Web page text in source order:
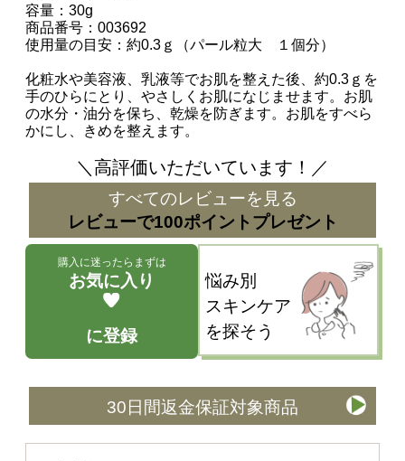
容量：30g
商品番号：003692
使用量の目安：約0.3ｇ（パール粒大 １個分）
化粧水や美容液、乳液等でお肌を整えた後、約0.3ｇを
手のひらにとり、やさしくお肌になじませます。お肌
の水分・油分を保ち、乾燥を防ぎます。お肌をすべら
かにし、きめを整えます。
＼高評価いただいています！／
すべてのレビューを見る
レビューで100ポイントプレゼント
購入に迷ったらまずは
お気に入り
に登録
悩み別
スキンケア
を探そう
30日間返金保証対象商品